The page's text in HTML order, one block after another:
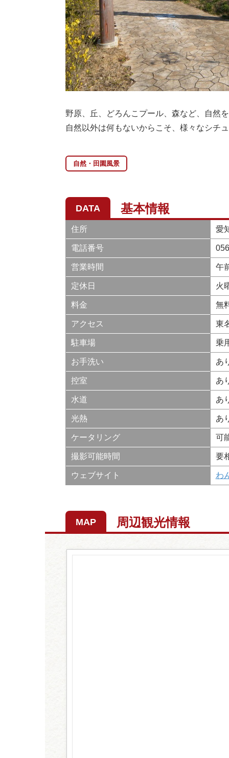
野原、丘、どろんこプール、森など、自然
自然以外は何もないからこそ、様々なシチ
自然・田園風景
DATA 基本情報
住所 愛
電話番号
営業時間 午
定休日 火
料金 無
アクセス 東
駐車場 乗
お手洗い あ
控室 あ
水道 あ
光熱 あ
ケータリング 可
撮影可能時間 要
ウェブサイト わ
MAP 周辺観光情報